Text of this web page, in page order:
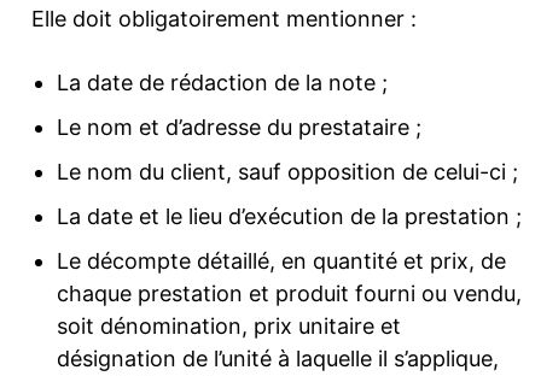
Elle doit obligatoirement mentionner :
La date de rédaction de la note ;
Le nom et d’adresse du prestataire ;
Le nom du client, sauf opposition de celui-ci ;
La date et le lieu d’exécution de la prestation ;
Le décompte détaillé, en quantité et prix, de
chaque prestation et produit fourni ou vendu,
soit dénomination, prix unitaire et
désignation de l’unité à laquelle il s’applique,